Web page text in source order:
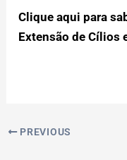
Clique aqui para
Extensão de Cílios
PREVIOUS